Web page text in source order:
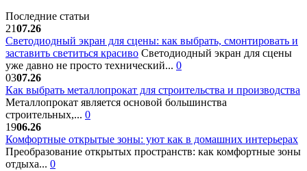
Последние статьи
2107.26
Светодиодный экран для сцены: как выбрать, смонтировать и
заставить светиться красиво Светодиодный экран для сцены
уже давно не просто технический... 0
0307.26
Как выбрать металлопрокат для строительства и производства
Металлопрокат является основой большинства
строительных,... 0
1906.26
Комфортные открытые зоны: уют как в домашних интерьерах
Преобразование открытых пространств: как комфортные зоны
отдыха... 0